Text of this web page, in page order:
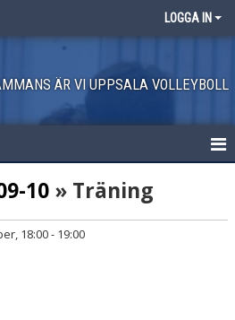
LOGGA IN
ÄR VI UPPSALA VOLLEYBOLL
10 » Träning
18:00 - 19:00